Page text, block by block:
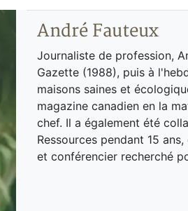
André Fauteux
Journaliste de profession,
Gazette (1988), puis à
maisons saines et
magazine canadien en la
chef. Il a également été
Ressources pendant 15
et conférencier recherché